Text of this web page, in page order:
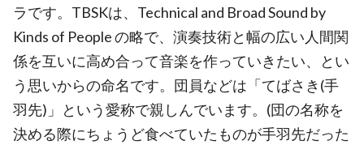
ラです。TBSKは、Technical and Broad Sound by
Kinds of People の略で、演奏技術と幅の広い人間関
係を互いに高め合って音楽を作っていきたい、とい
う思いからの命名です。団員などは「てばさき(手
羽先)」という愛称で親しんでいます。(団の名称を
決める際にちょうど食べていたものが手羽先だった